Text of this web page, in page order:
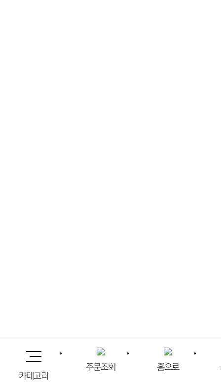
카테고리
주문조회 홈으로